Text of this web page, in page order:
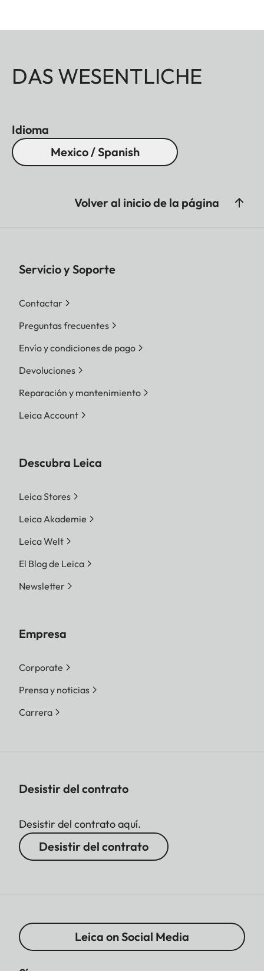
DAS WESENTLICHE
Idioma
Mexico / Spanish
Volver al inicio de la página
Servicio y Soporte
Contactar
Preguntas frecuentes
Envío y condiciones de pago
Devoluciones
Reparación y mantenimiento
Leica Account
Descubra Leica
Leica Stores
Leica Akademie
Leica Welt
El Blog de Leica
Newsletter
Empresa
Corporate
Prensa y noticias
Carrera
Desistir del contrato
Desistir del contrato aquí.
Desistir del contrato
Leica on Social Media